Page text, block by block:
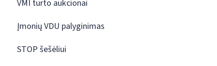
VMI turto aukcionai
Įmonių VDU palyginimas
STOP šešėliui